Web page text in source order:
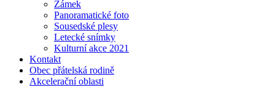
Zámek
Panoramatické foto
Sousedské plesy
Letecké snímky
Kulturní akce 2021
Kontakt
Obec přátelská rodině
Akcelerační oblasti